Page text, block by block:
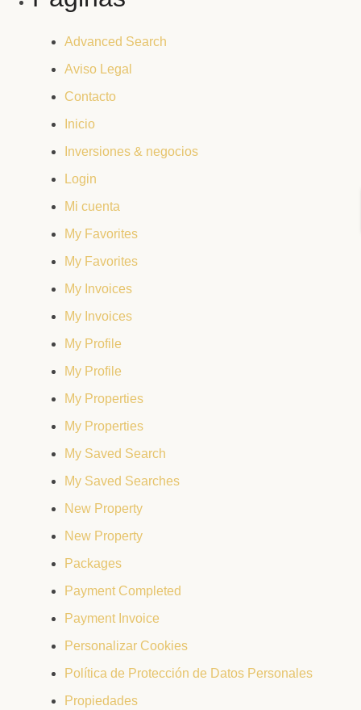
Advanced Search
Aviso Legal
Contacto
Inicio
Inversiones & negocios
Login
Mi cuenta
My Favorites
My Favorites
My Invoices
My Invoices
My Profile
My Profile
My Properties
My Properties
My Saved Search
My Saved Searches
New Property
New Property
Packages
Payment Completed
Payment Invoice
Personalizar Cookies
Política de Protección de Datos Personales
Propiedades